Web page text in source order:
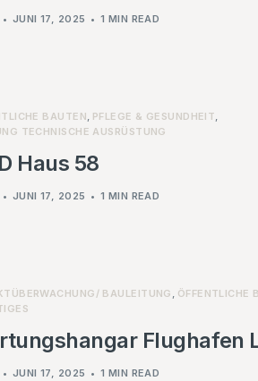
JUNI 17, 2025 1 MIN READ
BAUTEN PFLEGE & GESUNDHEIT
TECHNISCHE AUSRÜSTUNG
Haus 58
JUNI 17, 2025 1 MIN READ
BAULEITUNG ÖFFENTLICHE
Flughafen
JUNI 17, 2025 1 MIN READ